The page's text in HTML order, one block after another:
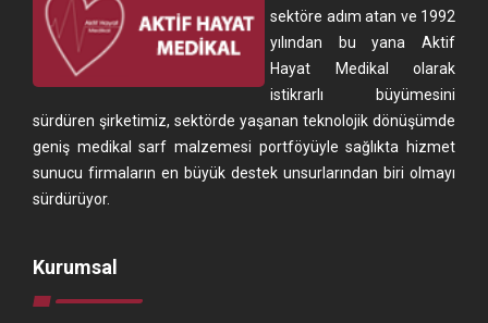
sektöre adım atan ve 1992
yılından bu yana Aktif
Hayat Medikal olarak
istikrarlı büyümesini
sürdüren şirketimiz, sektörde yaşanan teknolojik dönüşümde
geniş medikal sarf malzemesi portföyüyle sağlıkta hizmet
sunucu firmaların en büyük destek unsurlarından biri olmayı
sürdürüyor.
Kurumsal